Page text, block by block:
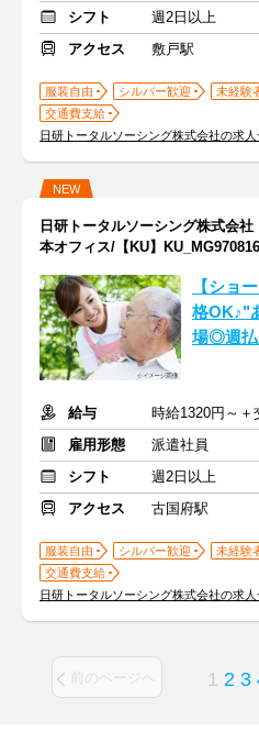
シフト
週2日以上
アクセス
敷戸駅
服装自由 シルバー歓迎 未経験
交通費支給
日研トータルソーシング株式会社の求
NEW
日研トータルソーシング株式会
本オフィス/【KU】
【ショ
格OK♪"
場◎週払
給与
時給1320円～＋
雇用形態
派遣社員
シフト
週2日以上
アクセス
古国府駅
服装自由 シルバー歓迎 未経験
交通費支給
日研トータルソーシング株式会社の求
前のページへ 1 2 3